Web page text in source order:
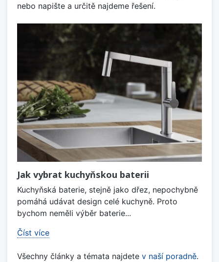
nebo napište a určitě najdeme řešení.
Jak vybrat kuchyňskou baterii
Kuchyňská baterie, stejně jako dřez, nepochybně
pomáhá udávat design celé kuchyně. Proto
bychom neměli výběr baterie...
Číst více
Všechny články a témata najdete v naší poradně.